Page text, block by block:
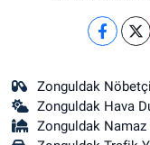
Zonguldak
Zonguldak Hava
Zonguldak